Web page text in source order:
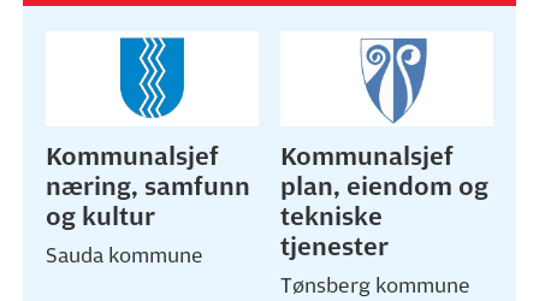
Kommunalsjef
næring, samfunn
og kultur
Sauda kommune
Kommunalsjef
plan, eiendom og
tekniske
tjenester
Tønsberg kommune